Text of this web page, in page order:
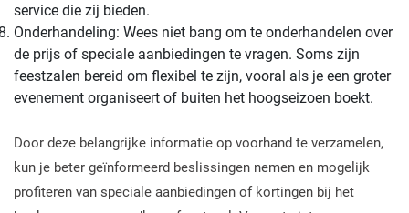
service die zij bieden.
Onderhandeling: Wees niet bang om te onderhandelen over
de prijs of speciale aanbiedingen te vragen. Soms zijn
feestzalen bereid om flexibel te zijn, vooral als je een groter
evenement organiseert of buiten het hoogseizoen boekt.
Door deze belangrijke informatie op voorhand te verzamelen,
kun je beter geïnformeerd beslissingen nemen en mogelijk
profiteren van speciale aanbiedingen of kortingen bij het